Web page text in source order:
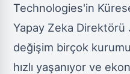
Technologies'in
Yapay Zeka
değişim birçok
hızlı yaşanıyor ve